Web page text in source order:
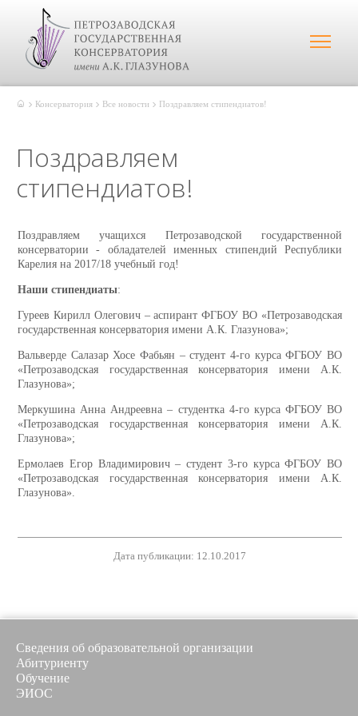
Консерватория Все новости Поздравляем стипендиатов!
Поздравляем
стипендиатов!
Поздравляем учащихся Петрозаводской государственной
консерватории - обладателей именных стипендий Республики
Карелия на 2017/18 учебный год!
Наши стипендиаты:
Гуреев Кирилл Олегович – аспирант ФГБОУ ВО «Петрозаводская
государственная консерватория имени А.К. Глазунова»;
Вальверде Салазар Хосе Фабьян – студент 4-го курса ФГБОУ ВО
«Петрозаводская государственная консерватория имени А.К.
Глазунова»;
Меркушина Анна Андреевна – студентка 4-го курса ФГБОУ ВО
«Петрозаводская государственная консерватория имени А.К.
Глазунова»;
Ермолаев Егор Владимирович – студент 3-го курса ФГБОУ ВО
«Петрозаводская государственная консерватория имени А.К.
Глазунова».
Дата публикации: 12.10.2017
Сведения об образовательной организации
Абитуриенту
Обучение
ЭИОС